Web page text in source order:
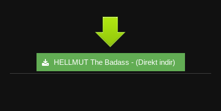
HELLMUT The Badass - (Direkt indir)